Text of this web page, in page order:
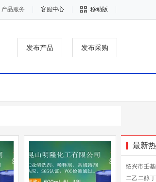
产品服务 客服中心 移动版
发布产品 发布采购
最新
绍兴市壬
二乙二醇